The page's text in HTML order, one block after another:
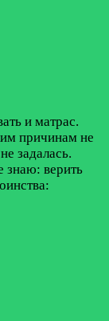
и матрас.
причинам не
задалась.
знаю: верить